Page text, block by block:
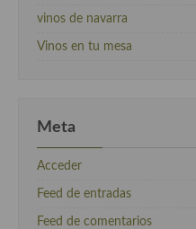
vinos de navarra
Vinos en tu mesa
Meta
Acceder
Feed de entradas
Feed de comentarios